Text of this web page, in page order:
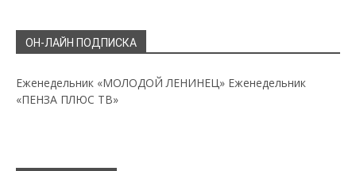
ОН-ЛАЙН ПОДПИСКА
Еженедельник «МОЛОДОЙ ЛЕНИНЕЦ» Еженедельник
«ПЕНЗА ПЛЮС ТВ»